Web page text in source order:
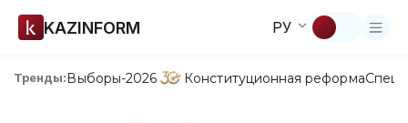
KAZINFORM РУ
Тренды:Выборы-2026 Конституционная реформа